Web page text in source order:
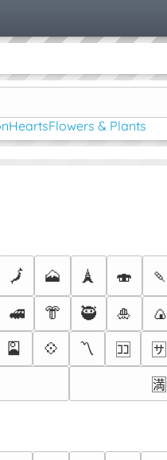
HeartsFlowers & Plants
🗾 🗻 🗼 🍣 🍡
🚅 👘 🥷 🎍 🍙
🎴 💠 〽️ 🈁 🈂️
🈵